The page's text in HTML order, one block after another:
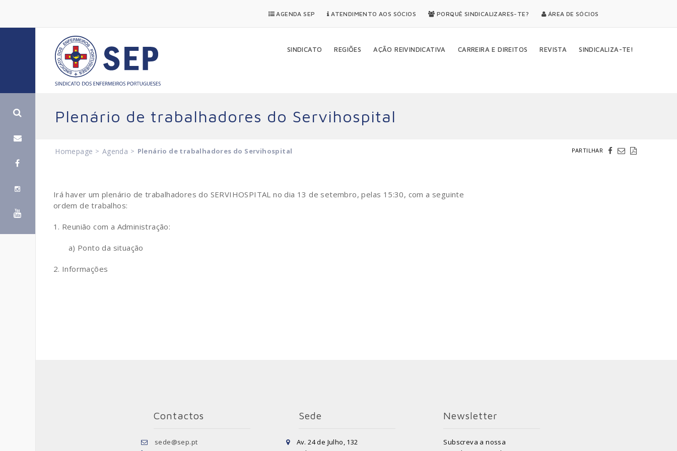
AGENDA SEP ATENDIMENTO AOS SÓCIOS PORQUÊ SINDICALIZARES-TE? ÁREA DE SÓCIOS
SINDICATO REGIÕES AÇÃO REIVINDICATIVA CARREIRA E DIREITOS REVISTA SINDICALIZA-TE!
Plenário de trabalhadores do Servihospital
Homepage > Agenda > Plenário de trabalhadores do Servihospital PARTILHAR
Irá haver um plenário de trabalhadores do SERVIHOSPITAL no dia 13 de setembro, pelas 15:30, com a seguinte
ordem de trabalhos:
1. Reunião com a Administração:
a) Ponto da situação
2. Informações
Contactos
sede@sep.pt
Sede
Av. 24 de Julho, 132
Newsletter
Subscreva a nossa